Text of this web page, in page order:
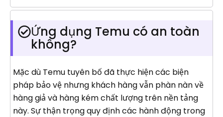
Ứng dụng Temu có an toàn
không?
Mặc dù Temu tuyên bố đã thực hiện các biện
pháp bảo vệ nhưng khách hàng vẫn phàn nàn về
hàng giả và hàng kém chất lượng trên nền tảng
này. Sự thận trọng quy định các hành động trong